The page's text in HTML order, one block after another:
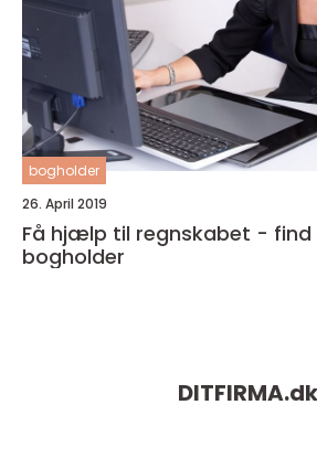
bogholder
26. April 2019
Få hjælp til regnskabet -
bogholder
DITFIRMA.dk